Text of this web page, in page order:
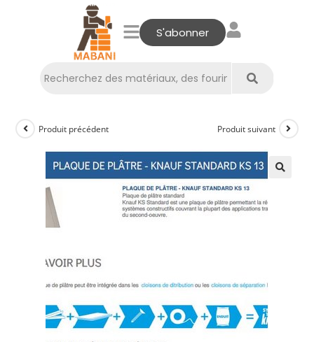
S'abonner
Produit précédent Produit suivant